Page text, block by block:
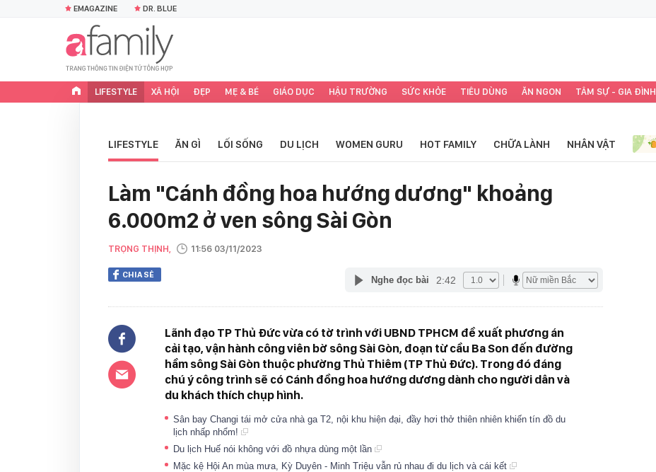
EMAGAZINE DR. BLUE
LIFESTYLE XÃ HỘI ĐẸP MẸ & BÉ GIÁO DỤC HẬU TRƯỜNG SỨC KHỎE TIÊU DÙNG ĂN NGON TÂM SỰ - GIA ĐÌNH
LIFESTYLE ĂN GÌ LỐI SỐNG DU LỊCH WOMEN GURU HOT FAMILY CHỮA LÀNH NHÂN VẬT
Làm "Cánh đồng hoa hướng dương" khoảng
6.000m2 ở ven sông Sài Gòn
TRỌNG THỊNH, 11:56 03/11/2023
CHIA SẺ Nghe đọc bài 2:42
Lãnh đạo TP Thủ Đức vừa có tờ trình với UBND TPHCM đề xuất phương án
cải tạo, vận hành công viên bờ sông Sài Gòn, đoạn từ cầu Ba Son đến đường
hầm sông Sài Gòn thuộc phường Thủ Thiêm (TP Thủ Đức). Trong đó đáng
chú ý công trình sẽ có Cánh đồng hoa hướng dương dành cho người dân và
du khách thích chụp hình.
Sân bay Changi tái mở cửa nhà ga T2, nội khu hiện đại, đầy hơi thở thiên nhiên khiến tín đồ du
lịch nhấp nhổm!
Du lịch Huế nói không với đồ nhựa dùng một lần
Mặc kệ Hội An mùa mưa, Kỳ Duyên - Minh Triệu vẫn rủ nhau đi du lịch và cái kết